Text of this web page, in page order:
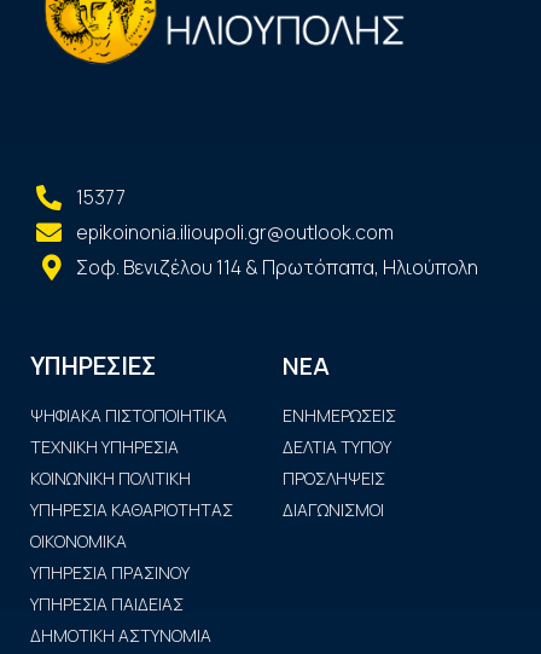
15377
epikoinonia.ilioupoli.gr@outlook.com
Σοφ. Βενιζέλου 114 & Πρωτόπαπα, Ηλιούπολη
ΥΠΗΡΕΣΙΕΣ
ΨΗΦΙΑΚΑ ΠΙΣΤΟΠΟΙΗΤΙΚΑ
ΤΕΧΝΙΚΗ ΥΠΗΡΕΣΙΑ
ΚΟΙΝΩΝΙΚΗ ΠΟΛΙΤΙΚΗ
ΥΠΗΡΕΣΙΑ ΚΑΘΑΡΙΟΤΗΤΑΣ
ΟΙΚΟΝΟΜΙΚΑ
ΥΠΗΡΕΣΙΑ ΠΡΑΣΙΝΟΥ
ΥΠΗΡΕΣΙΑ ΠΑΙΔΕΙΑΣ
ΔΗΜΟΤΙΚΗ ΑΣΤΥΝΟΜΙΑ
ΝΕΑ
ΕΝΗΜΕΡΩΣΕΙΣ
ΔΕΛΤΙΑ ΤΥΠΟΥ
ΠΡΟΣΛΗΨΕΙΣ
ΔΙΑΓΩΝΙΣΜΟΙ